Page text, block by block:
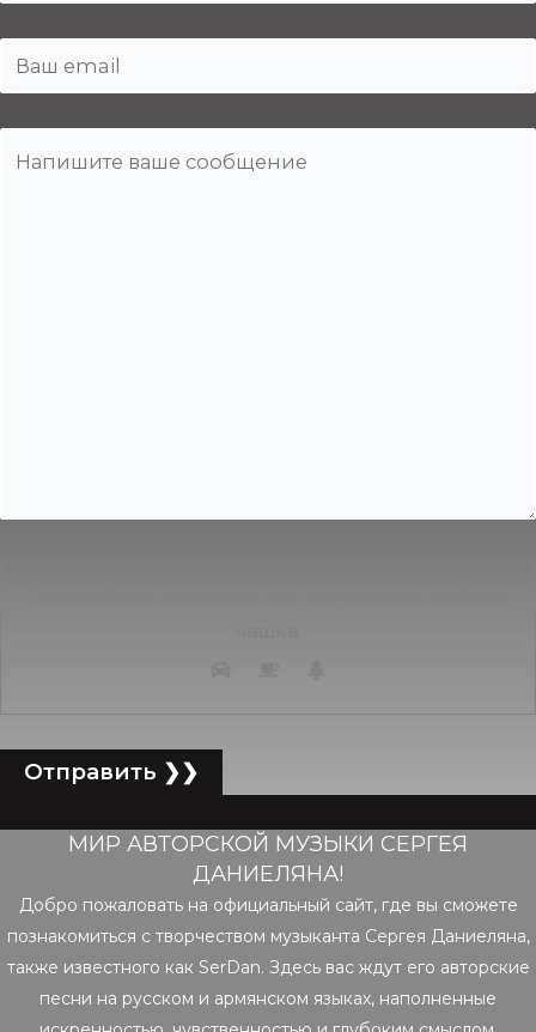
МИР АВТОРСКОЙ МУЗЫКИ СЕРГЕЯ
ДАНИЕЛЯНА!
Добро пожаловать на официальный сайт, где вы сможете
познакомиться с творчеством музыканта Сергея Даниеляна,
также известного как SerDan. Здесь вас ждут его авторские
песни на русском и армянском языках, наполненные